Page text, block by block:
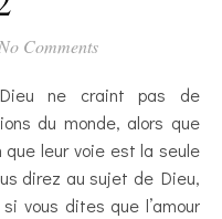
No Comments
du monde, alors que
que leur voie est la seule
direz au sujet de Dieu,
vous dites que l’amour